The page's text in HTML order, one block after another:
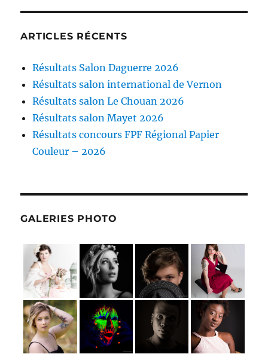
ARTICLES RÉCENTS
Résultats Salon Daguerre 2026
Résultats salon international de Vernon
Résultats salon Le Chouan 2026
Résultats salon Mayet 2026
Résultats concours FPF Régional Papier
Couleur – 2026
GALERIES PHOTO